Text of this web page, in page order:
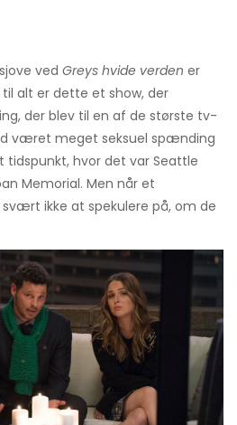
ved Greys hvide verden er
alt er dette et show, der
der blev til en af ​​de største tv-
været meget seksuel spænding
tidspunkt, hvor det var Seattle
Memorial. Men når et
ikke at spekulere på, om de